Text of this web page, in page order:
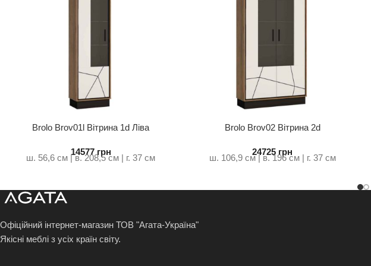
Brolo Brov01l Вітрина 1d Ліва
14577 грн
ш. 56,6 см | в. 208,5 см | г. 37 см
Brolo Brov02 Вітрина 2d
24725 грн
ш. 106,9 см | в. 196 см | г. 37 см
Офіційний інтернет-магазин ТОВ "Агата-Україна"
Якісні меблі з усіх країн світу.